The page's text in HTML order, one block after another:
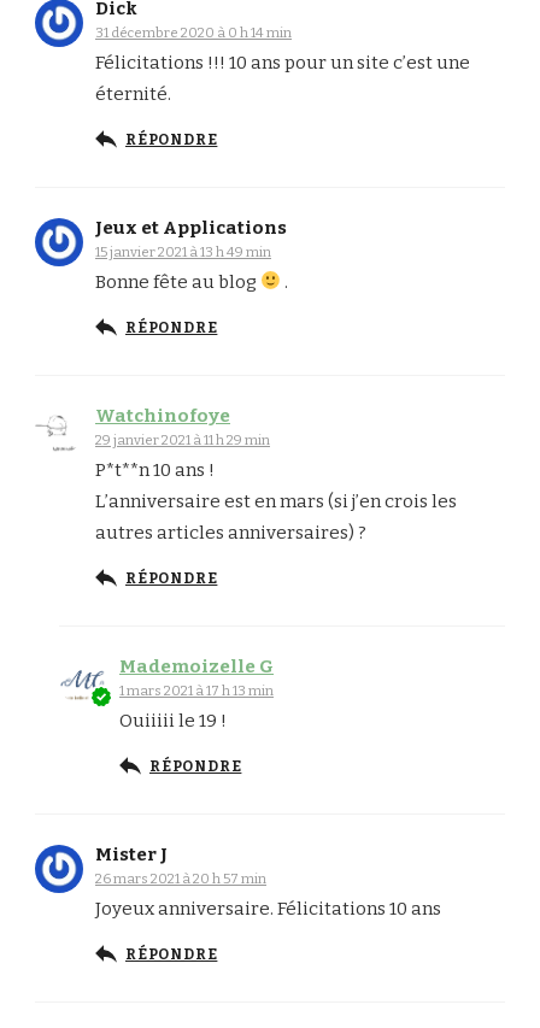
Dick
31 décembre 2020 à 0 h 14 min
Félicitations !!! 10 ans pour un site c’est une
éternité.
RÉPONDRE
Jeux et Applications
15 janvier 2021 à 13 h 49 min
Bonne fête au blog .
RÉPONDRE
Watchinofoye
29 janvier 2021 à 11 h 29 min
P*t**n 10 ans !
L’anniversaire est en mars (si j’en crois les
autres articles anniversaires) ?
RÉPONDRE
Mademoizelle G
1 mars 2021 à 17 h 13 min
Ouiiiii le 19 !
RÉPONDRE
Mister J
26 mars 2021 à 20 h 57 min
Joyeux anniversaire. Félicitations 10 ans
RÉPONDRE